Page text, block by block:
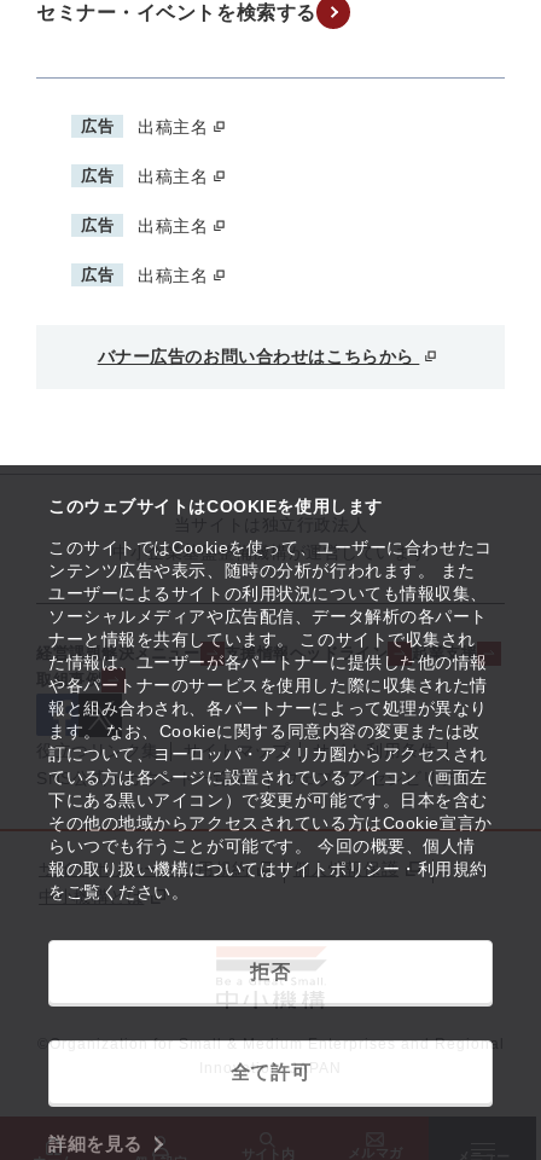
このウェブサイトはCOOKIEを使用します
このサイトではCookieを使って、ユーザーに合わせたコ
ンテンツ広告や表示、随時の分析が行われます。 また
ユーザーによるサイトの利用状況についても情報収集、
ソーシャルメディアや広告配信、データ解析の各パート
ナーと情報を共有しています。 このサイトで収集され
た情報は、ユーザーが各パートナーに提供した他の情報
や各パートナーのサービスを使用した際に収集された情
報と組み合わされ、各パートナーによって処理が異なり
ます。 なお、Cookieに関する同意内容の変更または改
訂について、ヨーロッパ・アメリカ圏からアクセスされ
ている方は各ページに設置されているアイコン（画面左
下にある黒いアイコン）で変更が可能です。日本を含む
その他の地域からアクセスされている方はCookie宣言か
らいつでも行うことが可能です。 今回の概要、個人情
報の取り扱い機構についてはサイトポリシー・利用規約
をご覧ください。
拒否
全て許可
詳細を見る
サイト内
メルマガ
セミナー・イベントを検索する
広告 出稿主名
広告 出稿主名
広告 出稿主名
広告 出稿主名
バナー広告のお問い合わせはこちらから
中小企業基盤整備機構が運営しています
経営課題解決メニュー 支援情報ヘッドライン
起業支援
取組事例
役立つリンク集 サイトマップ
サイト利用条件
SNS公式アカウント一覧
ウェブアクセシビリティ
サイトポリシー・利用規約
個人情報保護
中小機構とは
©Organization for Small & Medium Enterprises and Regional
Innovation, JAPAN